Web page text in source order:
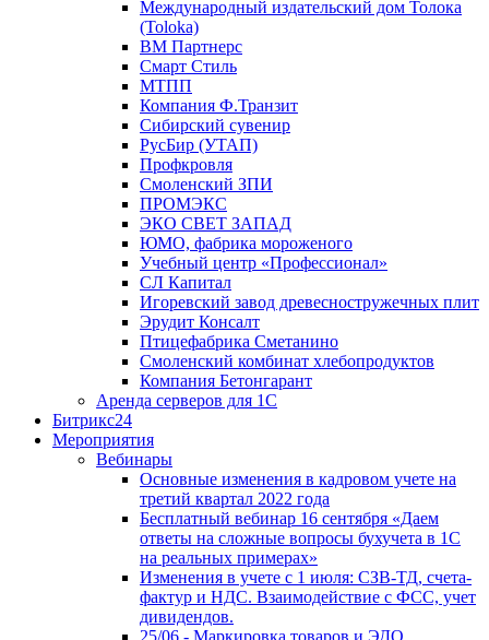
Международный издательский дом Толока
(Toloka)
ВМ Партнерс
Смарт Стиль
МТПП
Компания Ф.Транзит
Сибирский сувенир
РусБир (УТАП)
Профкровля
Смоленский ЗПИ
ПРОМЭКС
ЭКО СВЕТ ЗАПАД
ЮМО, фабрика мороженого
Учебный центр «Профессионал»
СЛ Капитал
Игоревский завод древесностружечных плит
Эрудит Консалт
Птицефабрика Сметанино
Смоленский комбинат хлебопродуктов
Компания Бетонгарант
Аренда серверов для 1С
Битрикс24
Мероприятия
Вебинары
Основные изменения в кадровом учете на
третий квартал 2022 года
Бесплатный вебинар 16 сентября «Даем
ответы на сложные вопросы бухучета в 1С
на реальных примерах»
Изменения в учете с 1 июля: СЗВ-ТД, счета-
фактур и НДС. Взаимодействие с ФСС, учет
дивидендов.
25/06 - Маркировка товаров и ЭДО